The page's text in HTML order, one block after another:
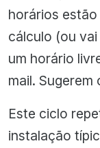
horários
cálculo (ou
um horário
mail.
Este ciclo
instalação